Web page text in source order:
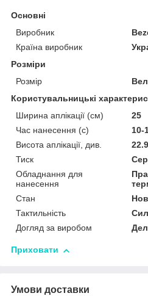
Основні
Виробник
Країна виробник
Розміри
Розмір
Користувальницькі
Ширина аплікації (см)
25
Час нанесення (с)
10-
Висота аплікації, див.
22.9
Тиск
Обладнання для
нанесення
Стан
Тактильність
Догляд за виробом
Приховати
Умови доставки